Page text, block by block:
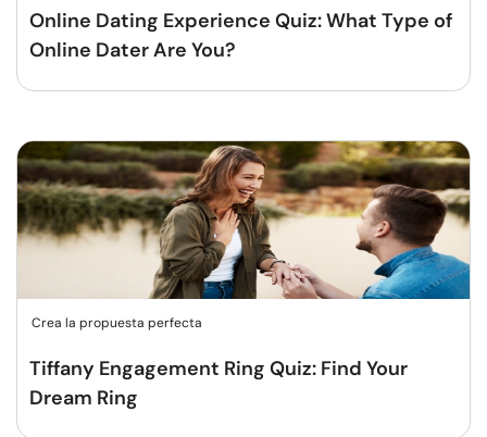
Online Dating Experience Quiz: What Type of
Online Dater Are You?
Crea la propuesta perfecta
Tiffany Engagement Ring Quiz: Find Your
Dream Ring